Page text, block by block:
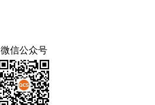
微信公众号